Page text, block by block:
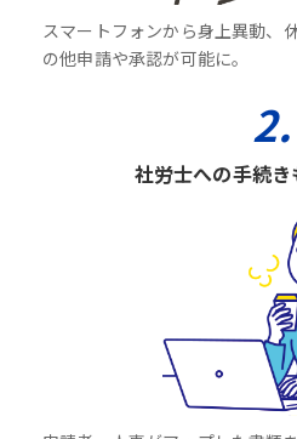
スマートフォンから身上異動、
の他申請や承認が可能に。
2.
社労士への手続